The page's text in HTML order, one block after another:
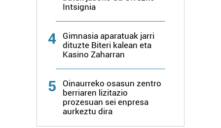
datuen atalean. Edozein unetan alda edo ken dezakezu
zure baimena Cookieen adierazpenean.
Webgune honek cookie propioak eta hirugarrenen cookie-
fitxategiak erabiltzen ditu. Zure esperientzia eta
zerbitzuak hobetzeko asmoz, cookie teknologiaz
baliatzen gara. Ohar hau onartuz gero, teknologia hori
erabiltzeko baimen esplizitua ematen diguzu.
Intsignia
4
Gimnasia aparatuak jarri
dituzte Biteri kalean eta
Kasino Zaharran
5
Oinaurreko osasun zentro
berriaren lizitazio
prozesuan sei enpresa
aurkeztu dira